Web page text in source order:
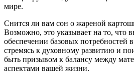
мире.
Снится ли вам сон о жареной
Возможно, это указывает на то, что
обеспечении базовых потребностей
стремясь к духовному развитию и
быть призывом к балансу между
аспектами вашей жизни.